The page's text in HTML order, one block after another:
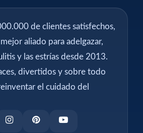
de clientes satisfechos,
aliado para adelgazar,
y las estrías desde 2013.
divertidos y sobre todo
el cuidado del